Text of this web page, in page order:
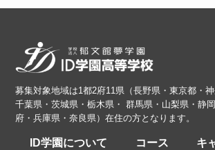
募集対象地域は1都2府11県（長野県・東京都・
千葉県・茨城県・栃木県・ 群馬県・山梨県・静
府・兵庫県・奈良県）在住の方となります。
ID学園について コース
キ